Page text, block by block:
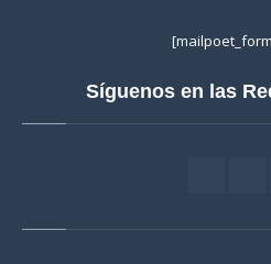
Síguenos en las